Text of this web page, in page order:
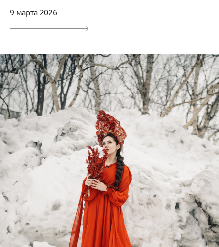
9 марта 2026